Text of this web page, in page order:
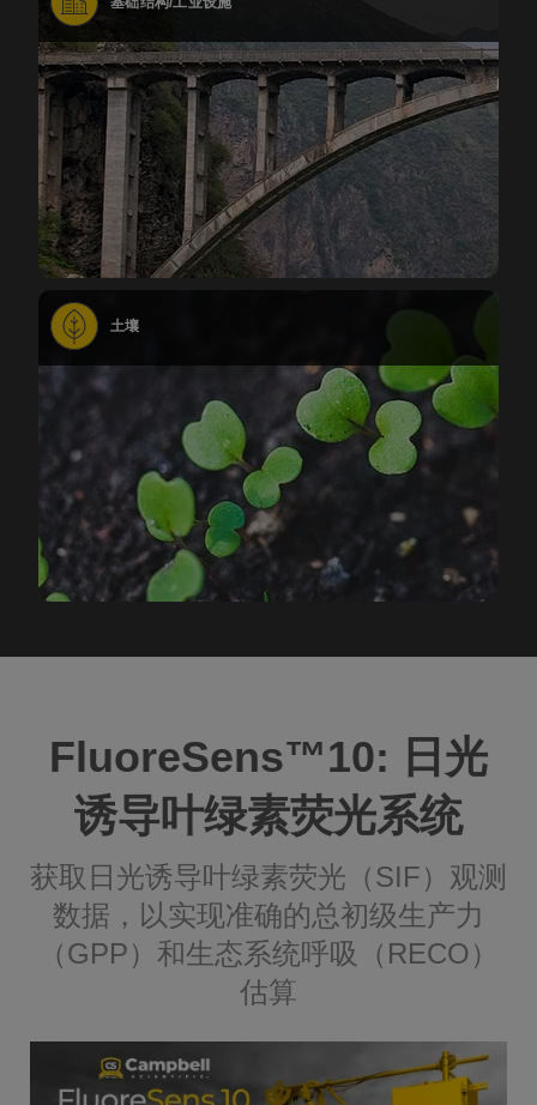
土壤
FluoreSens™️10: 日光
诱导叶绿素荧光系统
获取日光诱导叶绿素荧光（SIF）观测
数据，以实现准确的总初级生产力
（GPP）和生态系统呼吸（RECO）
估算